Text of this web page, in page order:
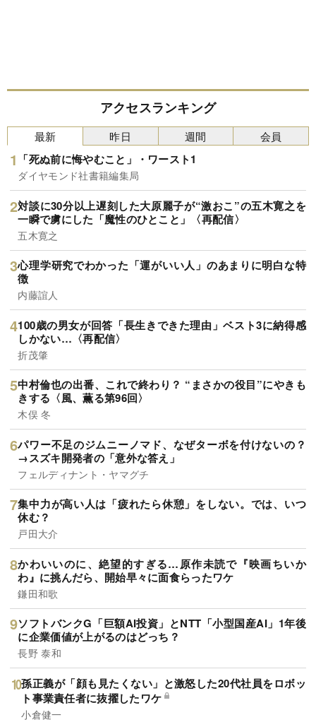
アクセスランキング
最新
「死ぬ前に悔やむこと」・ワースト1
ダイヤモンド社書籍編集局
対談に30分以上遅刻した大原麗子が“激おこ”の五木寛之を
一瞬で虜にした「魔性のひとこと」〈再配信〉
五木寛之
心理学研究でわかった「運がいい人」のあまりに明白な特
徴
内藤誼人
100歳の男女が回答「長生きできた理由」ベスト3に納得感
しかない…〈再配信〉
折茂肇
中村倫也の出番、これで終わり？ “まさかの役目”にやきも
きする〈風、薫る第96回〉
木俣 冬
パワー不足のジムニーノマド、なぜターボを付けないの？
→スズキ開発者の「意外な答え」
フェルディナント・ヤマグチ
集中力が高い人は「疲れたら休憩」をしない。では、いつ
休む？
戸田大介
かわいいのに、絶望的すぎる…原作未読で『映画ちいか
わ』に挑んだら、開始早々に面食らったワケ
鎌田和歌
ソフトバンクG「巨額AI投資」とNTT「小型国産AI」1年後
に企業価値が上がるのはどっち？
長野 泰和
孫正義が「顔も見たくない」と激怒した20代社員をロボッ
ト事業責任者に抜擢したワケ
小倉健一
昨日 週間 会員